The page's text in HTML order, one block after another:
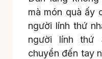
mà món quà ấy
người lính thứ
người lính thứ
chuyển đến tay